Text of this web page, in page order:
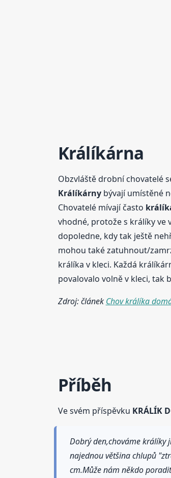
Králíkárna
Obzvláště drobní chovatelé
Králíkárnybývají umístěné
Chovatelé mívají často
vhodné, protože s králíky ve
dopoledne, kdy tak ještě
mohou také zatuhnout/
králíka v kleci. Každá
povalovalo volně v kleci, tak
Zdroj: článek Chov králíka
Příběh
Ve svém příspěvku KRÁLÍK
Dobrý den,chováme králíky
najednou většina chlupů
cm.Může nám někdo